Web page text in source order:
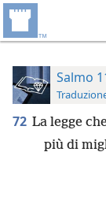
Salmo
72 La legge
più di